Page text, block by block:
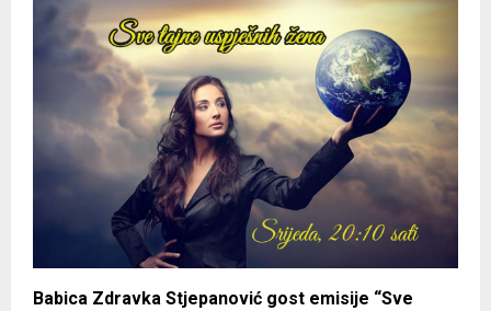
Babica Zdravka Stjepanović gost emisije “Sve